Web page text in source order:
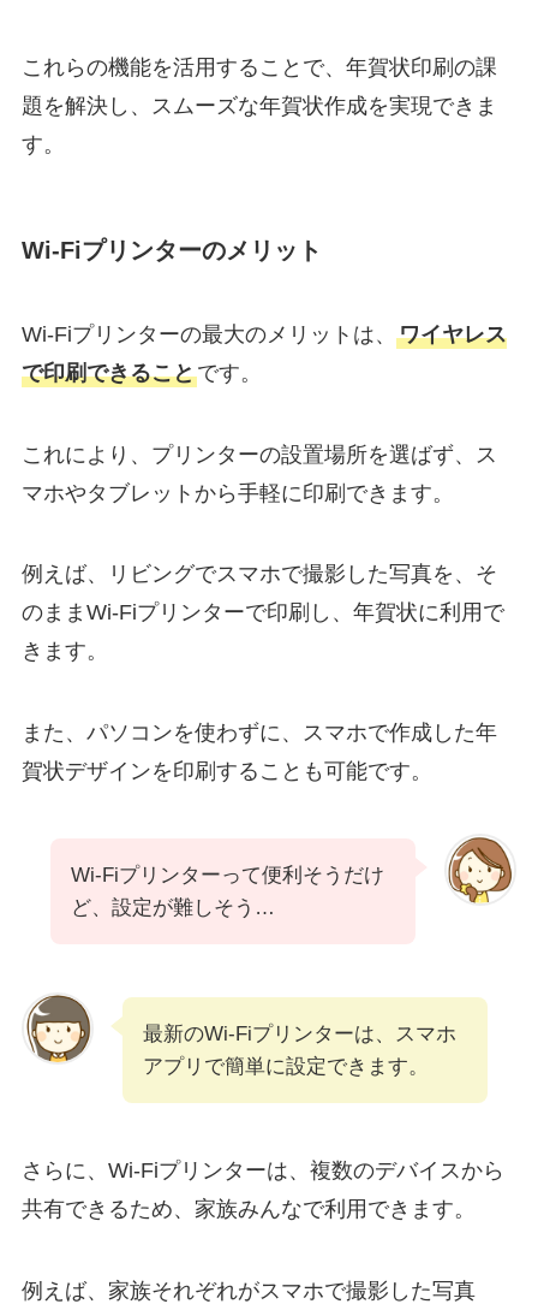
これらの機能を活用することで、年賀状印刷の課
題を解決し、スムーズな年賀状作成を実現できま
す。
Wi-Fiプリンターのメリット
Wi-Fiプリンターの最大のメリットは、 ワイヤレス
で印刷できることです。
これにより、プリンターの設置場所を選ばず、ス
マホやタブレットから手軽に印刷できます。
例えば、リビングでスマホで撮影した写真を、そ
のままWi-Fiプリンターで印刷し、年賀状に利用で
きます。
また、パソコンを使わずに、スマホで作成した年
賀状デザインを印刷することも可能です。
Wi-Fiプリンターって便利そうだけ
ど、設定が難しそう…
最新のWi-Fiプリンターは、スマホ
アプリで簡単に設定できます。
さらに、Wi-Fiプリンターは、複数のデバイスから
共有できるため、家族みんなで利用できます。
例えば、家族それぞれがスマホで撮影した写真